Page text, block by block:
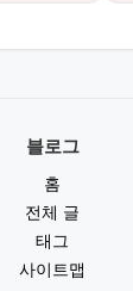
블로그
홈
전체 글
태그
사이트맵